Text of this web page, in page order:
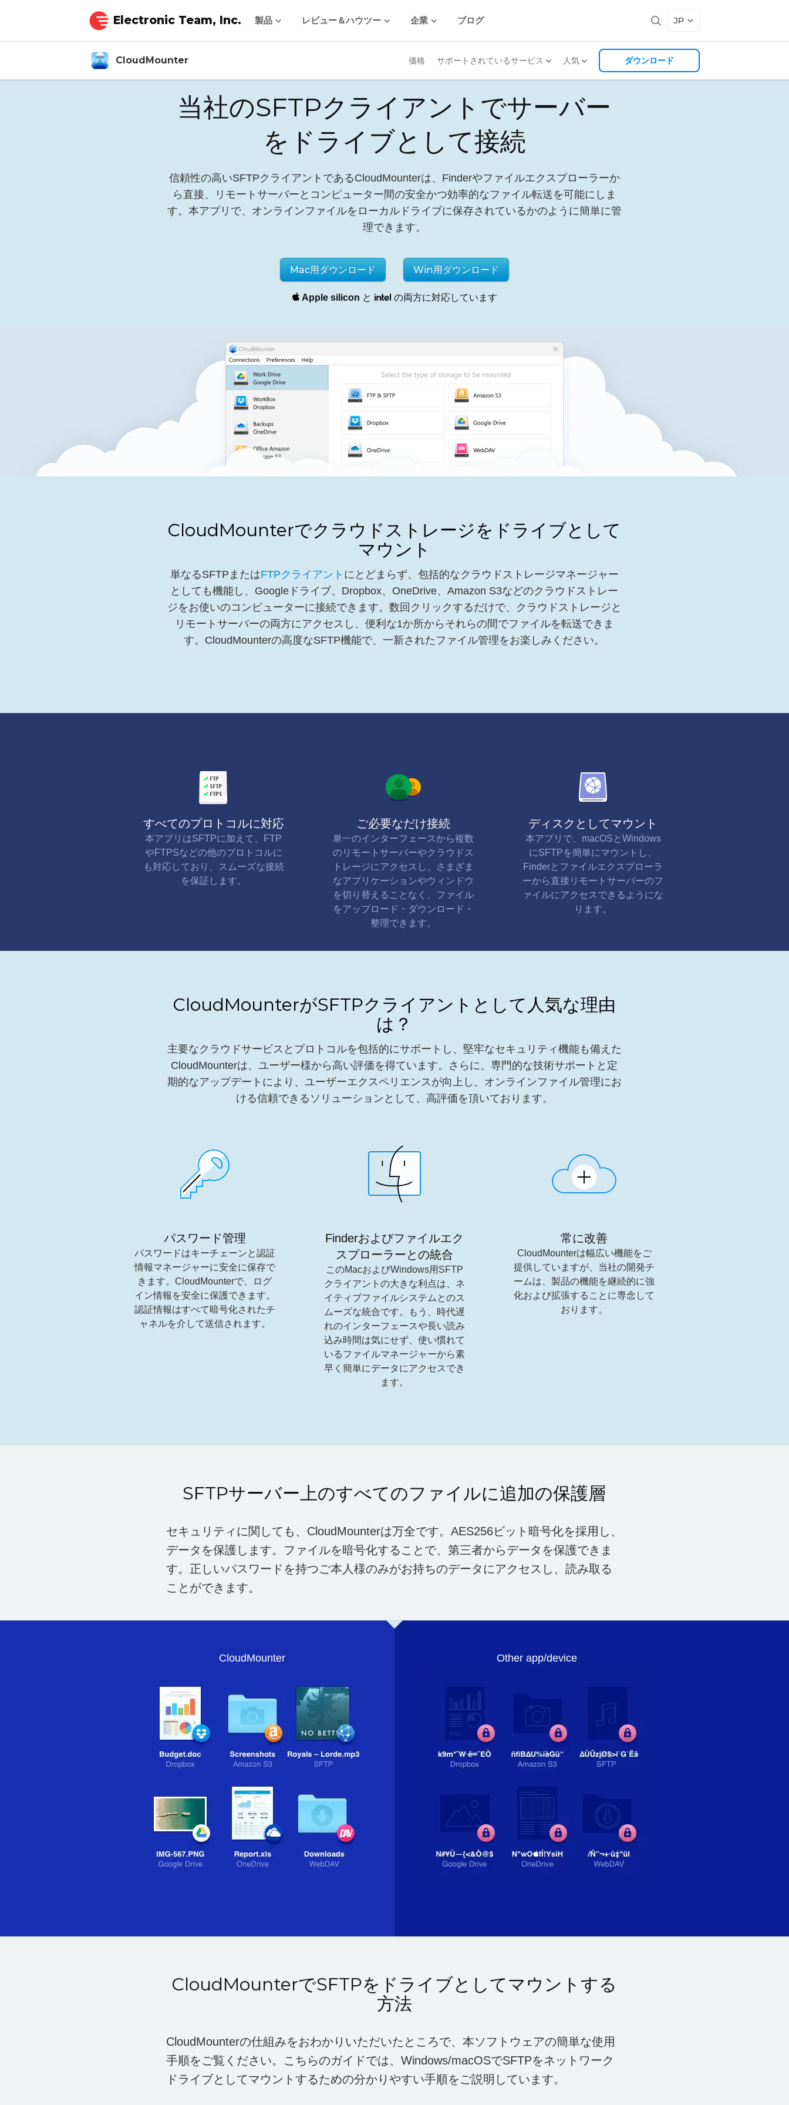
Electronic Team, Inc. JP
製品 レビュー＆ハウツー 企業 ブログ
CloudMounter 価格 サポートされているサービス 人気 ダウンロード
当社のSFTPクライアントでサーバー
をドライブとして接続
信頼性の高いSFTPクライアントであるCloudMounterは、Finderやファイルエクスプローラーか
ら直接、リモートサーバーとコンピューター間の安全かつ効率的なファイル転送を可能にしま
す。本アプリで、オンラインファイルをローカルドライブに保存されているかのように簡単に管
理できます。
Mac用ダウンロード Win用ダウンロード
Apple silicon と の両方に対応しています
CloudMounterでクラウドストレージをドライブとして
マウント
単なるSFTPまたはFTPクライアント にとどまらず、包括的なクラウドストレージマネージャー
としても機能し、Googleドライブ、Dropbox、OneDrive、Amazon S3などのクラウドストレー
ジをお使いのコンピューターに接続できます。数回クリックするだけで、クラウドストレージと
リモートサーバーの両方にアクセスし、便利な1か所からそれらの間でファイルを転送できま
す。CloudMounterの高度なSFTP機能で、一新されたファイル管理をお楽しみください。
すべてのプロトコルに対応
本アプリはSFTPに加えて、FTP
やFTPSなどの他のプロトコルに
も対応しており、スムーズな接続
を保証します。
ご必要なだけ接続
単一のインターフェースから複数
のリモートサーバーやクラウドス
トレージにアクセスし、さまざま
なアプリケーションやウィンドウ
を切り替えることなく、ファイル
をアップロード・ダウンロード・
整理できます。
ディスクとしてマウント
本アプリで、macOSとWindows
にSFTPを簡単にマウントし、
Finderとファイルエクスプローラ
ーから直接リモートサーバーのフ
ァイルにアクセスできるようにな
ります。
CloudMounterがSFTPクライアントとして人気な理由
は？
主要なクラウドサービスとプロトコルを包括的にサポートし、堅牢なセキュリティ機能も備えた
CloudMounterは、ユーザー様から高い評価を得ています。さらに、専門的な技術サポートと定
期的なアップデートにより、ユーザーエクスペリエンスが向上し、オンラインファイル管理にお
ける信頼できるソリューションとして、高評価を頂いております。
パスワード管理
パスワードはキーチェーンと認証
情報マネージャーに安全に保存で
きます。CloudMounterで、ログ
イン情報を安全に保護できます。
認証情報はすべて暗号化されたチ
ャネルを介して送信されます。
Finderおよびファイルエク
スプローラーとの統合
このMacおよびWindows用SFTP
クライアントの大きな利点は、ネ
イティブファイルシステムとのス
ムーズな統合です。もう、時代遅
れのインターフェースや長い読み
込み時間は気にせず、使い慣れて
いるファイルマネージャーから素
早く簡単にデータにアクセスでき
ます。
常に改善
CloudMounterは幅広い機能をご
提供していますが、当社の開発チ
ームは、製品の機能を継続的に強
化および拡張することに専念して
おります。
SFTPサーバー上のすべてのファイルに追加の保護層
セキュリティに関しても、CloudMounterは万全です。AES256ビット暗号化を採用し、
データを保護します。ファイルを暗号化することで、第三者からデータを保護できま
す。正しいパスワードを持つご本人様のみがお持ちのデータにアクセスし、読み取る
ことができます。
CloudMounter Other app/device
CloudMounterでSFTPをドライブとしてマウントする
方法
CloudMounterの仕組みをおわかりいただいたところで、本ソフトウェアの簡単な使用
手順をご覧ください。こちらのガイドでは、Windows/macOSでSFTPをネットワーク
ドライブとしてマウントするための分かりやすい手順をご説明しています。